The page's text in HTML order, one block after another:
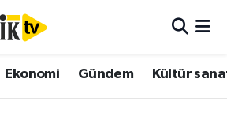
Ekonomi Gündem Kültür